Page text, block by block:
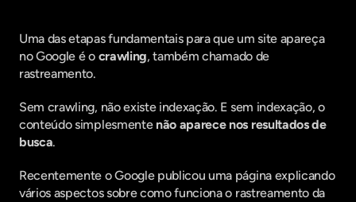
Uma das etapas fundamentais para que um site apareça
no Google é o crawling, também chamado de
rastreamento.
Sem crawling, não existe indexação. E sem indexação, o
conteúdo simplesmente não aparece nos resultados de
busca.
Recentemente o Google publicou uma página explicando
vários aspectos sobre como funciona o rastreamento da